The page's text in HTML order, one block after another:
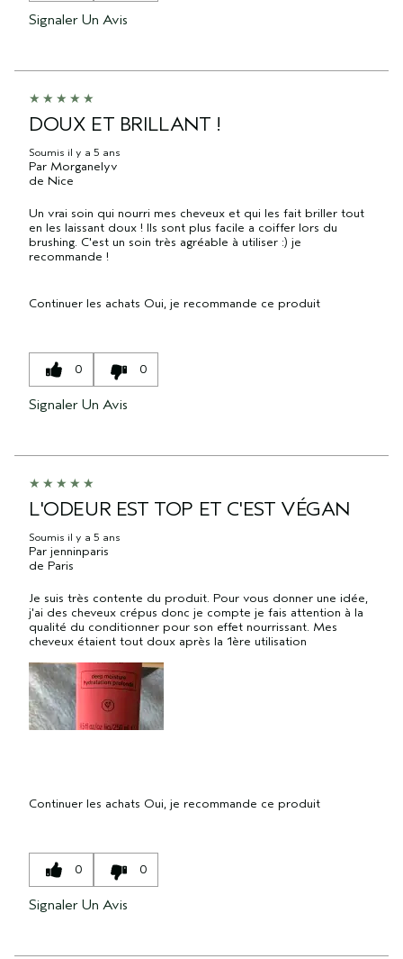
Signaler Un Avis
DOUX ET BRILLANT !
Soumis il y a 5 ans
Par Morganelyv
de Nice
Un vrai soin qui nourri mes cheveux et qui les fait briller tout
en les laissant doux ! Ils sont plus facile a coiffer lors du
brushing. C'est un soin très agréable à utiliser :) je
recommande !
Continuer les achats Oui, je recommande ce produit
0 0
Signaler Un Avis
L'ODEUR EST TOP ET C'EST VÉGAN
Soumis il y a 5 ans
Par jenninparis
de Paris
Je suis très contente du produit. Pour vous donner une idée,
j'ai des cheveux crépus donc je compte je fais attention à la
qualité du conditionner pour son effet nourrissant. Mes
cheveux étaient tout doux après la 1ère utilisation
Continuer les achats Oui, je recommande ce produit
0 0
Signaler Un Avis